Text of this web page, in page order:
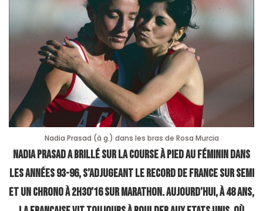
Nadia Prasad (à g.) dans les bras de Rosa Murcia
Nadia Prasad a brillé sur la course à pied au féminin dans
les années 93-96, s’adjugeant le record de France sur semi
et un chrono à 2h30’16 sur marathon. Aujourd’hui, à 48 ans,